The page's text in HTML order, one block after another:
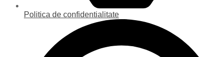
Politica de confidentialitate